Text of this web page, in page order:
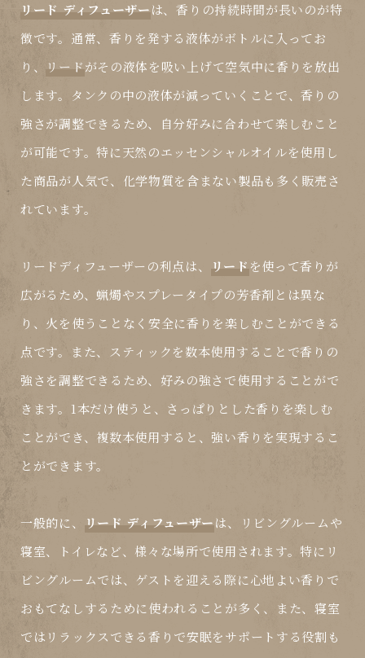
リード ディフューザーは、香りの持続時間が長いのが特
徴です。通常、香りを発する液体がボトルに入ってお
り、 リードがその液体を吸い上げて空気中に香りを放出
します。タンクの中の液体が減っていくことで、香りの
強さが調整できるため、自分好みに合わせて楽しむこと
が可能です。特に天然のエッセンシャルオイルを使用し
た商品が人気で、化学物質を含まない製品も多く販売さ
れています。
リードディフューザーの利点は、 リード を使って香りが
広がるため、蝋燭やスプレータイプの芳香剤とは異な
り、火を使うことなく安全に香りを楽しむことができる
点です。また、スティックを数本使用することで香りの
強さを調整できるため、好みの強さで使用することがで
きます。1本だけ使うと、さっぱりとした香りを楽しむ
ことができ、複数本使用すると、強い香りを実現するこ
とができます。
一般的に、 リード ディフューザーは、リビングルームや
寝室、トイレなど、様々な場所で使用されます。特にリ
ビングルームでは、ゲストを迎える際に心地よい香りで
おもてなしするために使われることが多く、また、寝室
ではリラックスできる香りで安眠をサポートする役割も